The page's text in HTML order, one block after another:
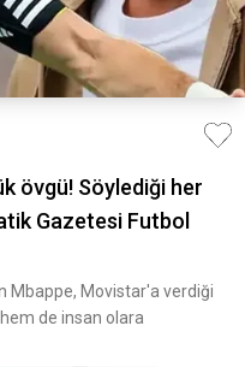
övgü! Söylediği her
Gazetesi Futbol
Mbappe, Movistar'a verdiği
de insan olara